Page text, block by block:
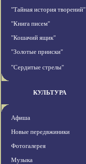
"Тайная история творений"
"Книга писем"
"Кошачий ящик"
"Золотые прииски"
"Сердитые стрелы"
КУЛЬТУРА
Афиша
Новые передвжиники
Фотогалерея
Музыка